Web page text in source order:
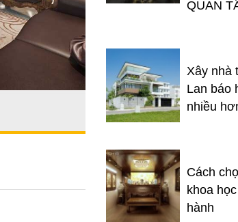
QUAN
Xây nhà
Lan báo
nhiều
Cách
khoa
hành